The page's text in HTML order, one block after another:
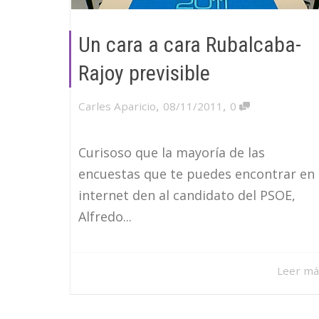
Un cara a cara Rubalcaba-
Rajoy previsible
Carles Aparicio, 08/11/2011 , 0
Curisoso que la mayoría de las
encuestas que te puedes encontrar en
internet den al candidato del PSOE,
Alfredo...
Leer